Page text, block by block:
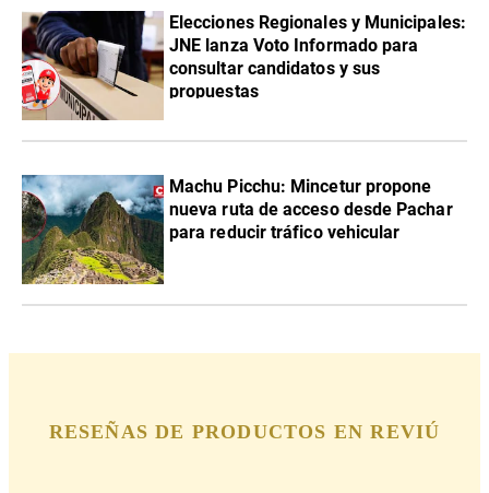
Elecciones Regionales y Municipales:
JNE lanza Voto Informado para
consultar candidatos y sus
propuestas
Machu Picchu: Mincetur propone
nueva ruta de acceso desde Pachar
para reducir tráfico vehicular